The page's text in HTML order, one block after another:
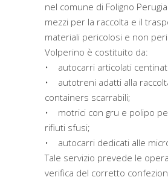
nel comune di Foligno
mezzi per la raccolta e il
materiali pericolosi e non
Volperino è costituito da:
• autocarri articolati
• autotreni adatti alla
containers scarrabili;
• motrici con gru e polipo
rifiuti sfusi;
• autocarri dedicati alle
Tale servizio prevede le
verifica del corretto